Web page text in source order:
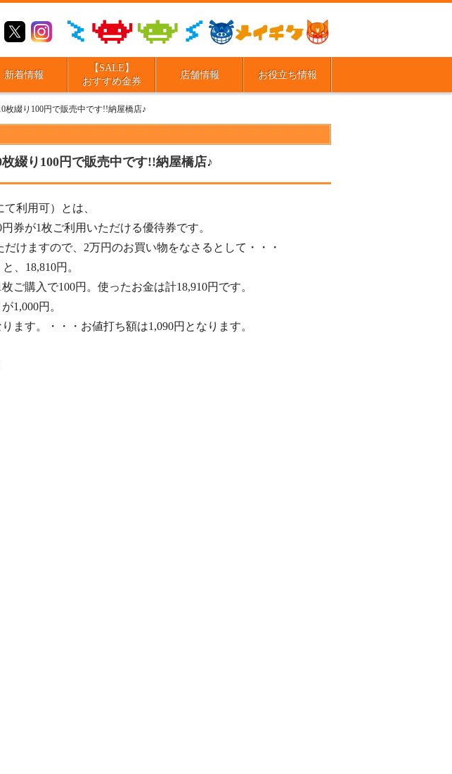
新着情報
【SALE】
おすすめ金券
店舗情報 お役立ち情報
綴り100円で販売中です!!納屋橋店♪
綴り100円で販売中です!!納屋橋店♪
利用可）とは、
券が1枚ご利用いただける優待券です。
けますので、2万円のお買い物をなさるとして・・・
、18,810円。
ご購入で100円。使ったお金は計18,910円です。
1,000円。
ます。・・・お値打ち額は1,090円となります。